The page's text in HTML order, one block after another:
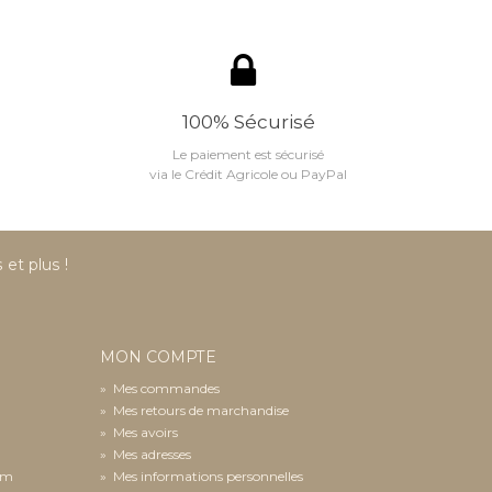
100% Sécurisé
Le paiement est sécurisé
via le Crédit Agricole ou PayPal
et plus !
MON COMPTE
» Mes commandes
» Mes retours de marchandise
» Mes avoirs
» Mes adresses
» Mes informations personnelles